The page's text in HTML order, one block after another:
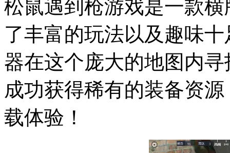
松鼠遇到枪游戏是一款
了丰富的玩法以及趣味
器在这个庞大的地图内
成功获得稀有的装备资
载体验！